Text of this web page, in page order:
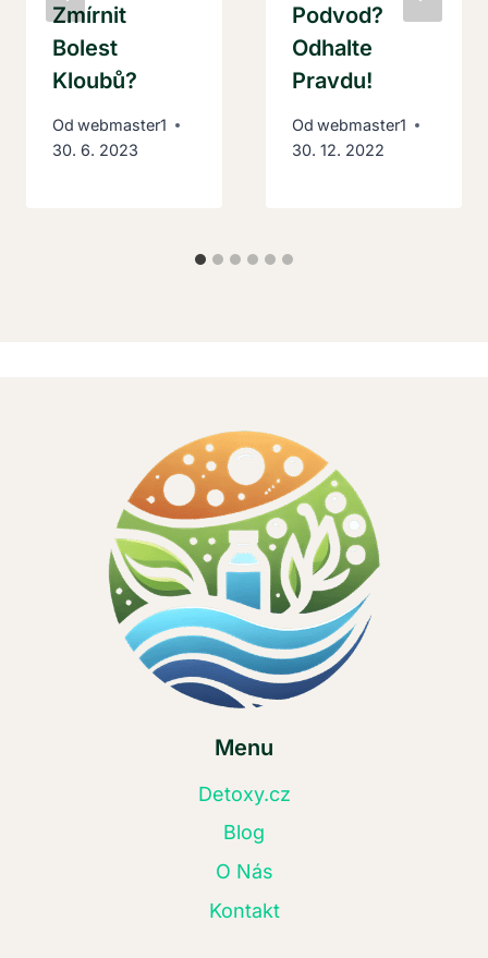
Zmírnit
Bolest
Kloubů?
Od webmaster1
30. 6. 2023
Podvod?
Odhalte
Pravdu!
Od webmaster1
30. 12. 2022
Menu
Detoxy.cz
Blog
O Nás
Kontakt